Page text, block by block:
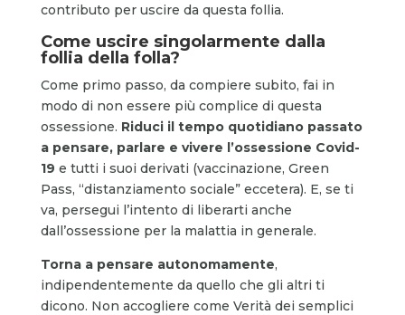
contributo per uscire da questa follia.
Come uscire singolarmente dalla
follia della folla?
Come primo passo, da compiere subito, fai in
modo di non essere più complice di questa
ossessione. Riduci il tempo quotidiano passato
a pensare, parlare e vivere l’ossessione Covid-
19 e tutti i suoi derivati (vaccinazione, Green
Pass, “distanziamento sociale” eccetera). E, se ti
va, persegui l’intento di liberarti anche
dall’ossessione per la malattia in generale.
Torna a pensare autonomamente,
indipendentemente da quello che gli altri ti
dicono. Non accogliere come Verità dei semplici